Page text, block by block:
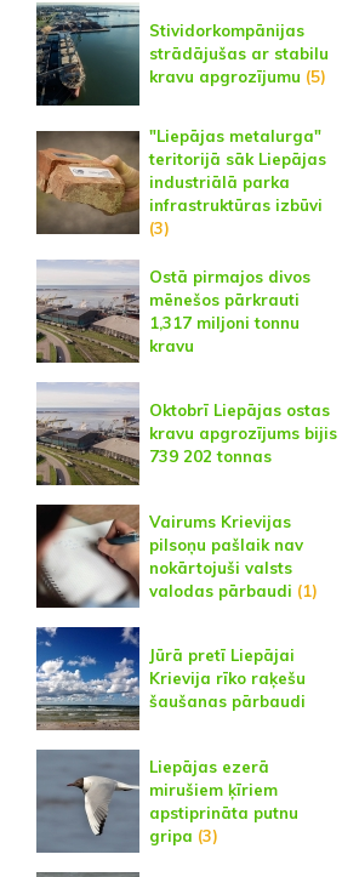
Stividorkompānijas
strādājušas ar stabilu
kravu apgrozījumu (5)
"Liepājas metalurga"
teritorijā sāk Liepājas
industriālā parka
infrastruktūras izbūvi
(3)
Ostā pirmajos divos
mēnešos pārkrauti
1,317 miljoni tonnu
kravu
Oktobrī Liepājas ostas
kravu apgrozījums bijis
739 202 tonnas
Vairums Krievijas
pilsoņu pašlaik nav
nokārtojuši valsts
valodas pārbaudi (1)
Jūrā pretī Liepājai
Krievija rīko raķešu
šaušanas pārbaudi
Liepājas ezerā
mirušiem ķīriem
apstiprināta putnu
gripa (3)